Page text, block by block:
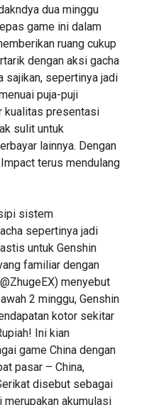
dua minggu
game ini dalam
ruang cukup
dengan aksi gacha
sajikan, sepertinya jadi
puja-puji
kualitas presentasi
sulit untuk
lainnya. Dengan
terus mendulang
sistem
sepertinya jadi
untuk Genshin
familiar dengan
menyebut
2 minggu, Genshin
kotor sekitar
Ini kian
game China dengan
pasar – China,
disebut sebagai
akumulasi